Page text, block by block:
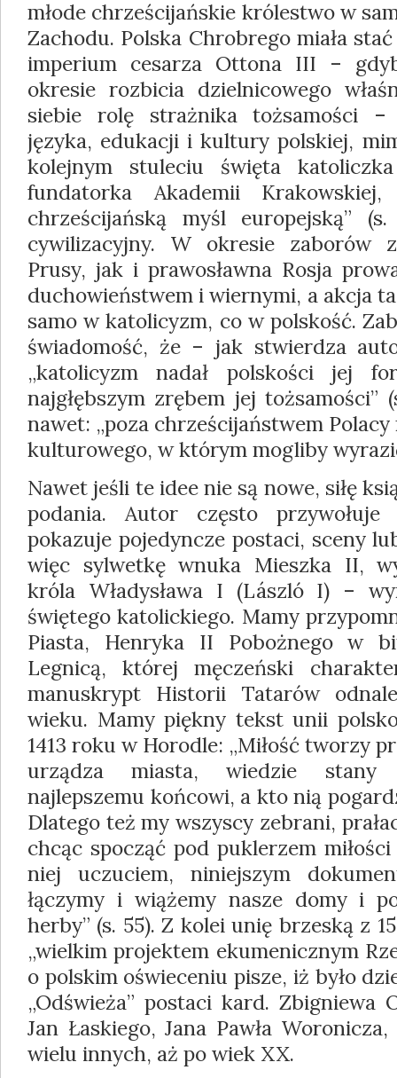
młode chrześcijańskie królestwo w
Zachodu. Polska Chrobrego miała
imperium cesarza Ottona III –
okresie rozbicia dzielnicowego
siebie rolę strażnika tożsamości –
języka, edukacji i kultury polskiej,
kolejnym stuleciu święta
fundatorka Akademii
chrześcijańską myśl europejską”
cywilizacyjny. W okresie zaborów
Prusy, jak i prawosławna Rosja
duchowieństwem i wiernymi, a akcja
samo w katolicyzm, co w polskość.
świadomość, że – jak stwierdza
„katolicyzm nadał polskości jej
najgłębszym zrębem jej tożsamości”
nawet: „poza chrześcijaństwem
kulturowego, w którym mogliby
Nawet jeśli te idee nie są nowe, siłę
podania. Autor często przywołuje
pokazuje pojedyncze postaci, sceny
więc sylwetkę wnuka Mieszka II,
króla Władysława I (László I) –
świętego katolickiego. Mamy
Piasta, Henryka II Pobożnego w
Legnicą, której męczeński
manuskrypt Historii Tatarów
wieku. Mamy piękny tekst unii
1413 roku w Horodle: „Miłość tworzy
urządza miasta, wiedzie stany
najlepszemu końcowi, a kto nią
Dlatego też my wszyscy zebrani,
chcąc spocząć pod puklerzem
niej uczuciem, niniejszym
łączymy i wiążemy nasze domy i
herby” (s. 55). Z kolei unię brzeską z
„wielkim projektem ekumenicznym
o polskim oświeceniu pisze, iż było
„Odświeża” postaci kard. Zbigniewa
Jan Łaskiego, Jana Pawła
wielu innych, aż po wiek XX.